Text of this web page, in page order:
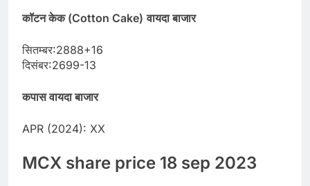
कॉटन केक (Cotton Cake) वायदा बाजार
सितम्बर:2888+16
दिसंबर:2699-13
कपास वायदा बाजार
APR (2024): XX
MCX share price 18 sep 2023